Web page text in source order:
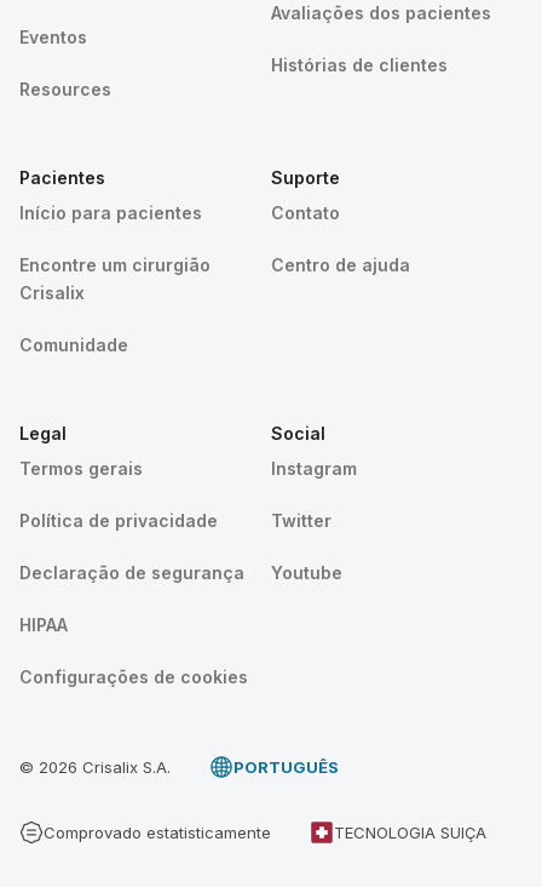
Eventos
Resources
Avaliações dos pacientes
Histórias de clientes
Pacientes
Início para pacientes
Encontre um cirurgião
Crisalix
Comunidade
Suporte
Contato
Centro de ajuda
Legal
Termos gerais
Política de privacidade
Declaração de segurança
HIPAA
Configurações de cookies
Social
Instagram
Twitter
Youtube
© 2026 Crisalix S.A. PORTUGUÊS
Comprovado estatisticamente TECNOLOGIA SUIÇA